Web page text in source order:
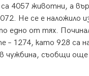
4057 животни, а
Не се е наложило
едно от тях.
– 1274, като 928 са
в чужбина, съобщи